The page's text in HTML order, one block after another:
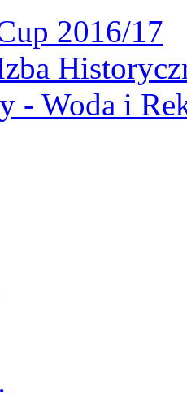
2016/17
- Woda i